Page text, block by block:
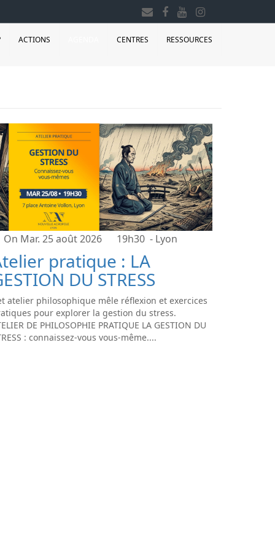
ACTIONS CENTRES RESSOURCES
On Mar. 25 août 2026 19h30 - Lyon
pratique : LA
DU STRESS
atelier philosophique mêle réflexion et exercices
pour explorer la gestion du stress.
DE PHILOSOPHIE PRATIQUE LA GESTION DU
: connaissez-vous vous-même....